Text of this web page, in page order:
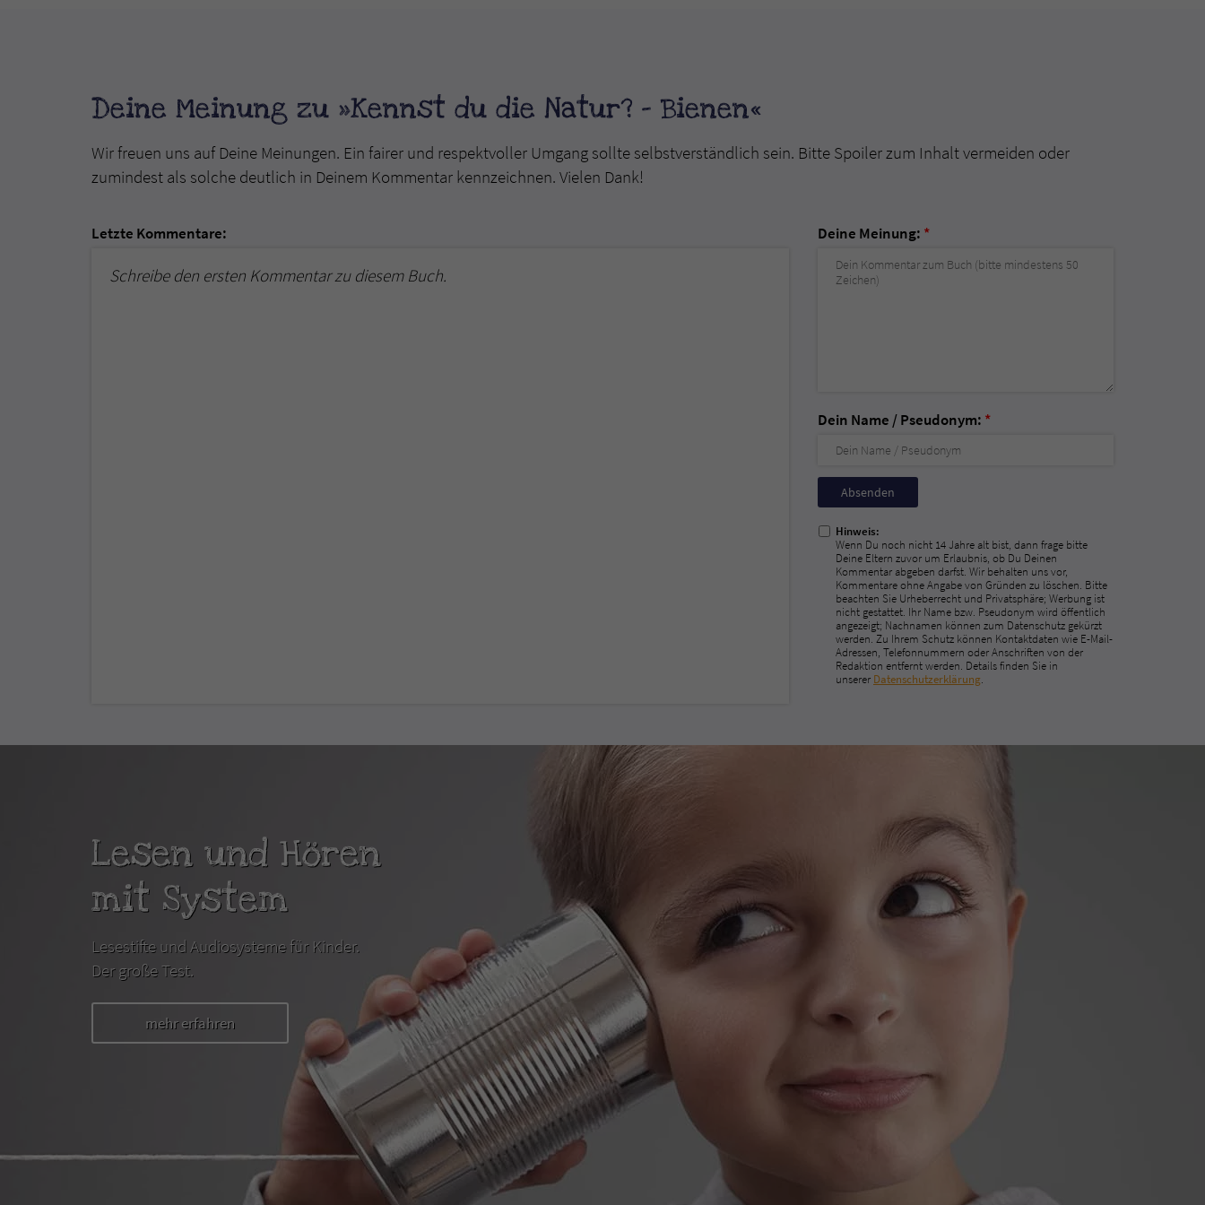
Deine Meinung zu »Kennst du die Natur? - Bienen«
Wir freuen uns auf Deine Meinungen. Ein fairer und respektvoller Umgang sollte selbstverständlich sein. Bitte Spoiler zum Inhalt vermeiden oder
zumindest als solche deutlich in Deinem Kommentar kennzeichnen. Vielen Dank!
Letzte Kommentare:
Schreibe den ersten Kommentar zu diesem Buch.
Deine Meinung: *
Dein Name / Pseudonym: *
Nicht
ausfüllen!
Hinweis:
Wenn Du noch nicht 14 Jahre alt bist, dann frage bitte
Deine Eltern zuvor um Erlaubnis, ob Du Deinen
Kommentar abgeben darfst. Wir behalten uns vor,
Kommentare ohne Angabe von Gründen zu löschen. Bitte
beachten Sie Urheberrecht und Privatsphäre; Werbung ist
nicht gestattet. Ihr Name bzw. Pseudonym wird öffentlich
angezeigt; Nachnamen können zum Datenschutz gekürzt
werden. Zu Ihrem Schutz können Kontaktdaten wie E-Mail-
Adressen, Telefonnummern oder Anschriften von der
Redaktion entfernt werden. Details finden Sie in
unserer Datenschutzerklärung.
Lesen und Hören
mit System
Lesestifte und Audiosysteme für Kinder.
Der große Test.
mehr erfahren